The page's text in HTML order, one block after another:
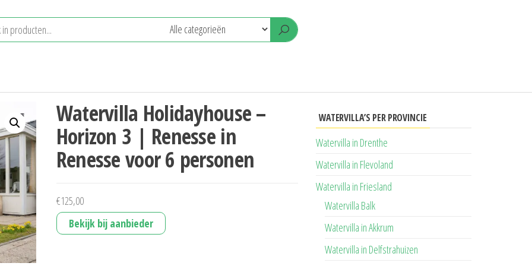
Watervilla Holidayhouse –
Horizon 3 | Renesse in
Renesse voor 6 personen
€125,00
Bekijk bij aanbieder
WATERVILLA’S PER PROVINCIE
Watervilla in Drenthe
Watervilla in Flevoland
Watervilla in Friesland
Watervilla Balk
Watervilla in Akkrum
Watervilla in Delfstrahuizen